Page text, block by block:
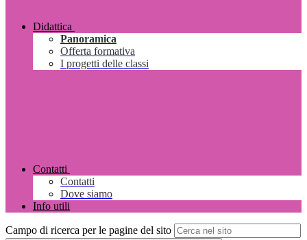
Didattica
Panoramica
Offerta formativa
I progetti delle classi
Contatti
Contatti
Dove siamo
Info utili
Campo di ricerca per le pagine del sito